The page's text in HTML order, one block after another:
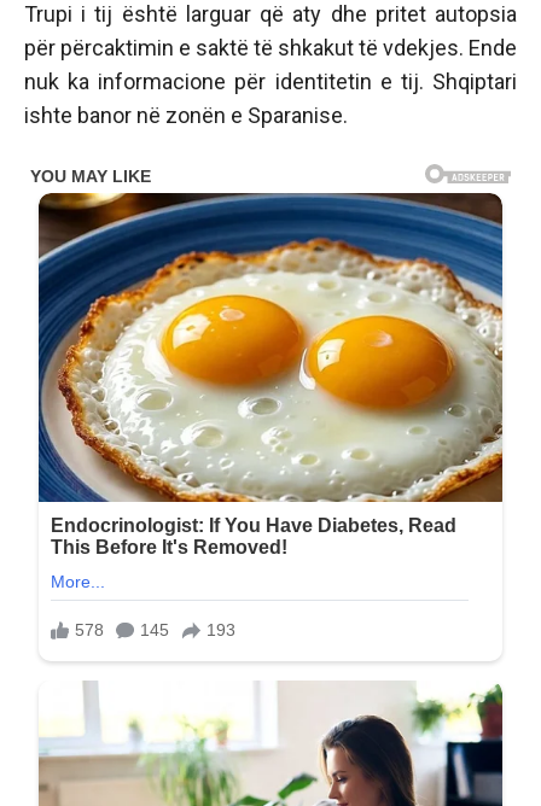
Trupi i tij është larguar që aty dhe pritet autopsia
për përcaktimin e saktë të shkakut të vdekjes. Ende
nuk ka informacione për identitetin e tij. Shqiptari
ishte banor në zonën e Sparanise.